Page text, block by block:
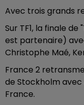
Avec trois grands
Sur TF1, la finale
est partenaire)
Christophe Maé,
France 2
de Stockholm
France.